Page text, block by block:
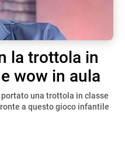
la trottola in
wow in aula
una trottola in classe
a questo gioco infantile